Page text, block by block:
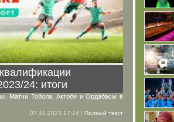
24: итоги
Матчи Тобола, Актобе и Ордабасы в
07.10.2023 17:14 / Полный текст